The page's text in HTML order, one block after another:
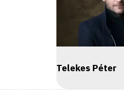
Telekes Péter